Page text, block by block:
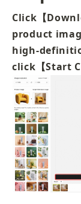
Click【
product
high-
click【Start